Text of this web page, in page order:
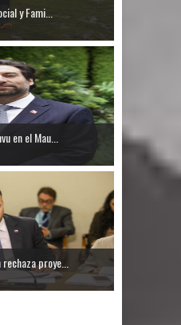
y Fami...
en el Mau...
proye...